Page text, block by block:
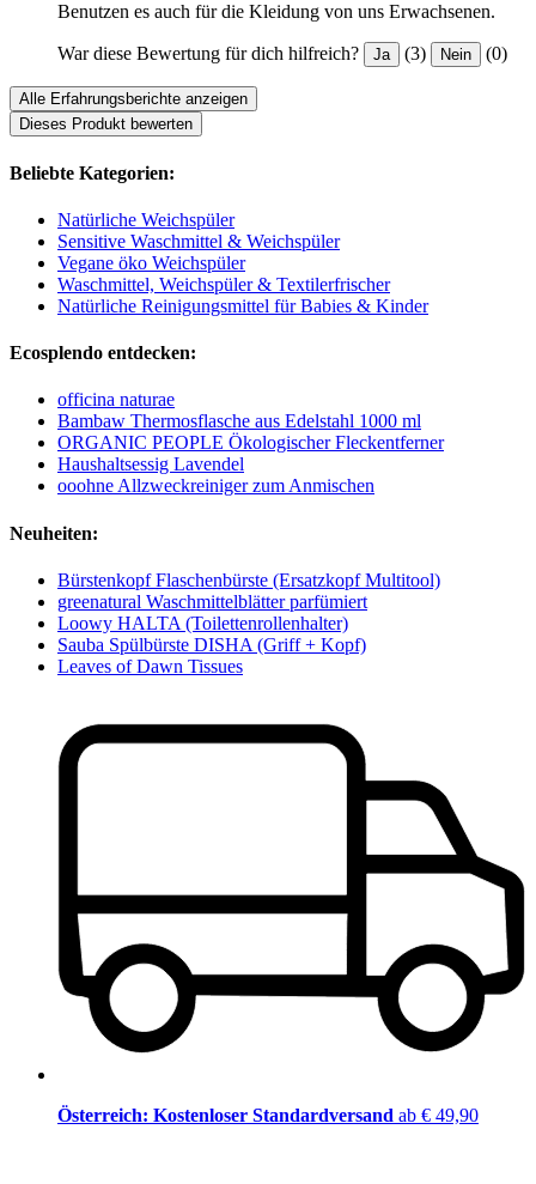
Benutzen es auch für die Kleidung von uns Erwachsenen.
War diese Bewertung für dich hilfreich? Ja (3) Nein (0)
Alle Erfahrungsberichte anzeigen
Dieses Produkt bewerten
Beliebte Kategorien:
Natürliche Weichspüler
Sensitive Waschmittel & Weichspüler
Vegane öko Weichspüler
Waschmittel, Weichspüler & Textilerfrischer
Natürliche Reinigungsmittel für Babies & Kinder
Ecosplendo entdecken:
officina naturae
Bambaw Thermosflasche aus Edelstahl 1000 ml
ORGANIC PEOPLE Ökologischer Fleckentferner
Haushaltsessig Lavendel
ooohne Allzweckreiniger zum Anmischen
Neuheiten:
Bürstenkopf Flaschenbürste (Ersatzkopf Multitool)
greenatural Waschmittelblätter parfümiert
Loowy HALTA (Toilettenrollenhalter)
Sauba Spülbürste DISHA (Griff + Kopf)
Leaves of Dawn Tissues
Österreich: Kostenloser Standardversand ab € 49,90